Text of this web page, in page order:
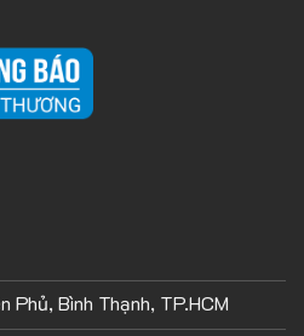
Bình Thạnh, TP.HCM